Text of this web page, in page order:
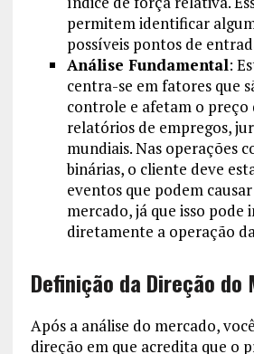
permitem identificar
possíveis pontos de
Análise Fundamental:
centra-se em fatores que
controle e afetam o preço
relatórios de empregos,
mundiais. Nas operações
binárias, o cliente deve
eventos que podem
mercado, já que isso pode
diretamente a operação
Definição da Direção do
Após a análise do mercado,
direção em que acredita que o